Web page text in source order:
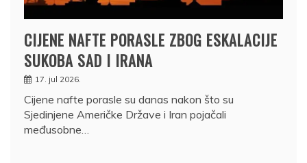
CIJENE NAFTE PORASLE ZBOG ESKALACIJE
SUKOBA SAD I IRANA
17. jul 2026.
Cijene nafte porasle su danas nakon što su
Sjedinjene Američke Države i Iran pojačali
međusobne…